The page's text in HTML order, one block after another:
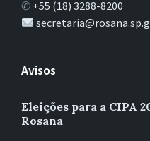
✆ +55 (18) 3288-8200
Avisos
Eleições para a CIPA
Rosana